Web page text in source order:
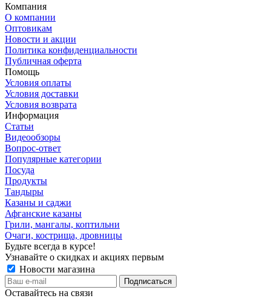
Компания
О компании
Оптовикам
Новости и акции
Политика конфиденциальности
Публичная оферта
Помощь
Условия оплаты
Условия доставки
Условия возврата
Информация
Статьи
Видеообзоры
Вопрос-ответ
Популярные категории
Посуда
Продукты
Тандыры
Казаны и саджи
Афганские казаны
Грили, мангалы, коптильни
Очаги, кострища, дровницы
Будьте всегда в курсе!
Узнавайте о скидках и акциях первым
Новости магазина
Оставайтесь на связи